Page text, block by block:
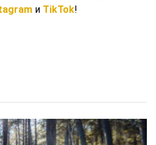
и TikTok!